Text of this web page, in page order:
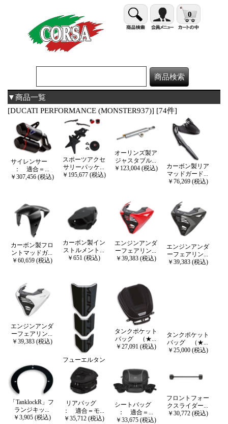
0
▼商品一覧
[DUCATI PERFORMANCE (MONSTER937)] [74件]
サイレンサー
： 適合＝...
￥307,456 (税込)
スポーツアクセ
サリーパッケ...
￥195,677 (税込)
オーリンズ製ア
ジャスタブル...
￥123,004 (税込)
カーボン製リア
マッドガード...
￥76,269 (税込)
カーボン製フロ
ントマッドガ...
￥60,659 (税込)
カーボン製イン
ストルメント...
￥651 (税込)
エンジンアンダ
ーフェアリン...
￥39,383 (税込)
エンジンアンダ
ーフェアリン...
￥39,383 (税込)
エンジンアンダ
ーフェアリン...
￥39,383 (税込)
フューエルタン
ク用プロテク...
￥7,405 (税込)
タンクポケット
バッグ （★...
￥27,091 (税込)
タンクポケット
バッグ （★...
￥25,000 (税込)
「TanklockR」フ
ランジキッ...
￥3,905 (税込)
リアバッグ
： 適合＝モ...
￥35,712 (税込)
シートバッグ
： 適合＝...
￥33,675 (税込)
フロントフォー
クスライダー...
￥30,772 (税込)